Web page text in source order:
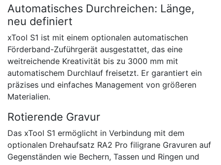
Automatisches Durchreichen: Länge,
neu definiert
xTool S1 ist mit einem optionalen automatischen
Förderband-Zuführgerät ausgestattet, das eine
weitreichende Kreativität bis zu 3000 mm mit
automatischem Durchlauf freisetzt. Er garantiert ein
präzises und einfaches Management von größeren
Materialien.
Rotierende Gravur
Das xTool S1 ermöglicht in Verbindung mit dem
optionalen Drehaufsatz RA2 Pro filigrane Gravuren auf
Gegenständen wie Bechern, Tassen und Ringen und